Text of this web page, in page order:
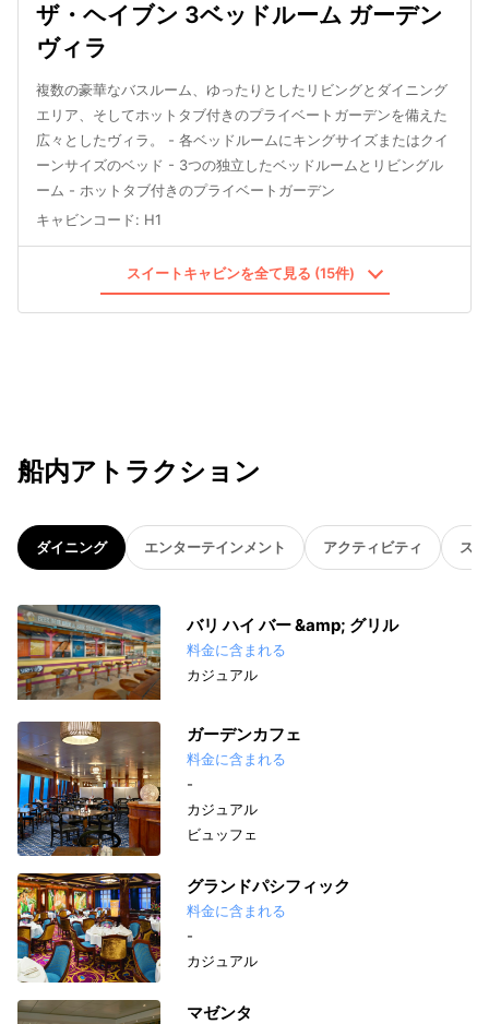
ザ・ヘイブン 3ベッドルーム ガーデン
ヴィラ
複数の豪華なバスルーム、ゆったりとしたリビングとダイニング
エリア、そしてホットタブ付きのプライベートガーデンを備えた
広々としたヴィラ。 - 各ベッドルームにキングサイズまたはクイ
ーンサイズのベッド - 3つの独立したベッドルームとリビングル
ーム - ホットタブ付きのプライベートガーデン
キャビンコード: H1
スイートキャビンを全て見る (15件)
船内アトラクション
ダイニング エンターテインメント アクティビティ ス
バリ ハイ バー &amp; グリル
料金に含まれる
カジュアル
ガーデンカフェ
料金に含まれる
-
カジュアル
ビュッフェ
グランドパシフィック
料金に含まれる
-
カジュアル
マゼンタ